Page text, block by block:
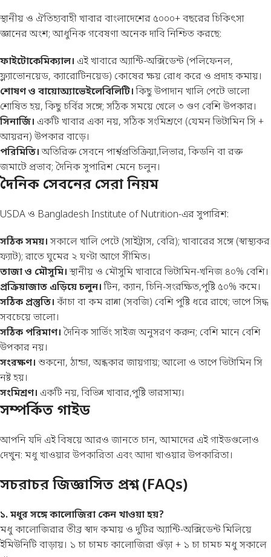
স্থানীয় ও ঐতিহ্যবাহী খাবার বাংলাদেশের ৫০০০+ বছরের চিকিৎসা
জ্ঞানের অংশ; আধুনিক গবেষণা অনেক দাবি নিশ্চিত করছে:
ফাইটোকেমিক্যাল। এই খাবারে অ্যান্টি-অক্সিডেন্ট (পলিফেনল,
ফ্ল্যাভোনয়েড, ক্যারোটিনয়েড) কোষের ক্ষয় রোধ করে ও প্রদাহ কমায়।
শোষণ ও বায়োঅ্যাভেইলেবিলিটি।কিছু উপাদান খালি পেটে ভালো
শোষিত হয়, কিছু চর্বির সঙ্গে; সঠিক সময়ে খেলে ৩ গুণ বেশি উপকার।
সিনার্জি। একটি খাবার একা নয়, সঠিক সংমিশ্রণে (যেমন ভিটামিন সি +
আয়রন) উপকার বাড়ে।
পরিমিতি।অতিরিক্ত সেবনে পার্শ্বপ্রতিক্রিয়া,লিভার, কিডনি বা রক্ত
জমাটে প্রভাব; দৈনিক সুপারিশ মেনে চলুন।
দৈনিক সেবনের সেরা নিয়ম
USDA ও Bangladesh Institute of Nutrition-এর সুপারিশ:
সঠিক সময়। সকালে খালি পেটে (সাইট্রাস, বেরি); খাবারের সঙ্গে (স্বাস্থ্যকর
ফ্যাট); রাতে ঘুমের ২ ঘণ্টা আগে সীমিত।
তাজা ও মৌসুমি।স্থানীয় ও মৌসুমি খাবারে ভিটামিন-খনিজ ৪০% বেশি।
প্রক্রিয়াজাত এড়িয়ে চলুন।টিন, ক্যান, চিনি-সংরক্ষিত,পুষ্টি ৫০% কমে।
সঠিক প্রস্তুতি। কাঁচা বা কম রান্না (সবজি) বেশি পুষ্টি ধরে রাখে; ভাপে সিদ্ধ
সবচেয়ে ভালো।
সঠিক পরিমাণ। দৈনিক সার্ভিং সাইজ অনুসরণ করুন; বেশি মানে বেশি
উপকার নয়।
সংরক্ষণ। শুকনো, ঠান্ডা, অন্ধকার জায়গায়; আলো ও তাপে ভিটামিন সি
নষ্ট হয়।
সংমিশ্রণ। একটি নয়, বিভিন্ন খাবার,পুষ্টি ভারসাম্য।
সম্পর্কিত গাইড
আপনি যদি এই বিষয়ে আরও জানতে চান, আমাদের এই গাইডগুলোও
দেখুন: মধু খাওয়ার উপকারিতা এবংআদা খাওয়ার উপকারিতা।
সচরাচর জিজ্ঞাসিত প্রশ্ন (FAQs)
১. মধুর সঙ্গে কালোজিরা কেন খাওয়া হয়?
মধু কালোজিরার তীব্র স্বাদ কমায় ও দুটির অ্যান্টি-অক্সিডেন্ট মিলিয়ে
ইমিউনিটি বাড়ায়। ১ চা চামচ কালোজিরা গুঁড়া + ১ চা চামচ মধু সকালে